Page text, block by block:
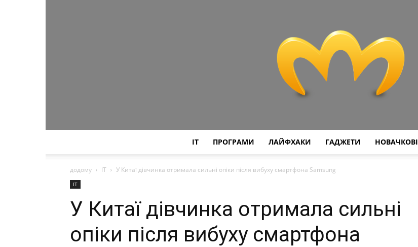
IT ПРОГРАМИ ЛАЙФХАКИ ГАДЖЕТИ НОВАЧКОВІ
додому IT У Китаї дівчинка отримала сильні опіки після вибуху смартфона Samsung
IT
У Китаї дівчинка отримала сильні
опіки після вибуху смартфона